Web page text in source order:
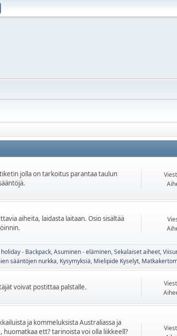
jolla on tarkoitus parantaa taulun
aiheita, laidasta laitaan. Osio sisältää
- Backpack Asuminen - eläminen Sekalaiset aiheet
sääntöjen nurkka Kysymyksiä Mielipide Kyselyt
voivat postittaa palstalle.
ja kommeluksista Australiassa ja
huomatkaa ett? tarinoista voi olla liikkeell?